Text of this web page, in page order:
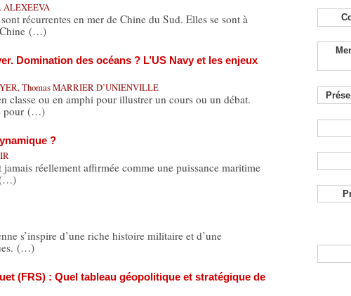
ALEXEEVA
récurrentes en mer de Chine du Sud. Elles se sont à
Chine (…)
Domination des océans ? L’US Navy et les enjeux
,Thomas MARRIER D’UNIENVILLE
classe ou en amphi pour illustrer un cours ou un débat.
pour (…)
?
réellement affirmée comme une puissance maritime
(…)
s’inspire d’une riche histoire militaire et d’une
(…)
(FRS) : Quel tableau géopolitique et stratégique de